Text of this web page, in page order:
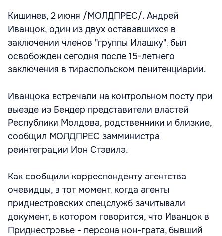
Кишинев, 2 июня /МОЛДПРЕС/. Андрей
Иванцок, один из двух остававшихся в
заключении членов "группы Илашку", был
освобожден сегодня после 15-летнего
заключения в тираспольском пенитенциарии.
Иванцока встречали на контрольном посту при
выезде из Бендер представители властей
Республики Молдова, родственники и близкие,
сообщил МОЛДПРЕС замминистра
реинтеграции Ион Стэвилэ.
Как сообщили корреспонденту агентства
очевидцы, в тот момент, когда агенты
приднестровских спецслужб зачитывали
документ, в котором говорится, что Иванцок в
Приднестровье - персона нон-грата, бывший